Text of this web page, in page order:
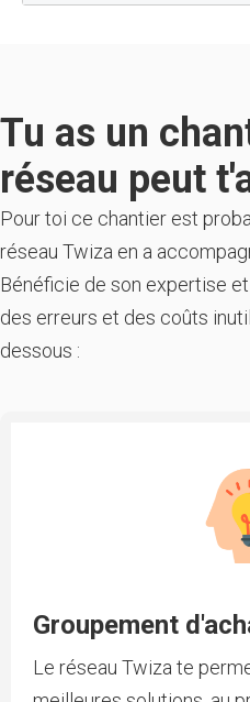
Tu as un
réseau peut
Pour toi ce chantier est
réseau Twiza en a
Bénéficie de son expertise
des erreurs et des coûts
dessous :
Groupement
Le réseau Twiza te